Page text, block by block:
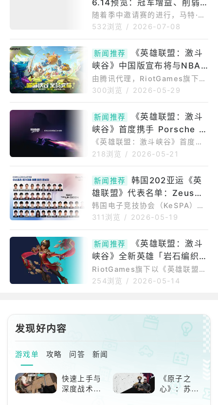
6.14预览：冠军增益、削弱
和系统调整
随着季中邀请赛的进行，马特·梁
·哈里森(MattLeung-Harrison)
游戏设计师一直活跃在X上，向M
OBA社区通报Riot总部的最新进
展。根据官方安排，英雄联盟26.
14更新将继续生活2026年7月15
日。因此，MSI锦标赛之后，MO
尔、科奇、塞纳、塞拉芬娜等英
雄将经历
532浏览 / 2026-07-08
新闻推荐
《英雄联盟：激斗
峡谷》中国版宣布将与NBA
合作推出「湖人神话 达瑞
斯」等全新造型
由腾讯代理，RiotGames旗下以
《英雄联盟》为基础打造的MOB
布，将与美国国家篮球协会（NB
A）合作推出一系列全新造型，
此外也将推出「青花瓷」主题联
动内容、「喵了咪」全新限时娱
乐模式。官方表示，此次将和NB
为「湖人神话达瑞斯」、「塞尔
提克传奇魔斗凯萨」以及「勇士
辉煌嘉文四世」。另外还有「湖
人传奇珑宝」
300浏览 / 2026-05-29
新闻推荐
《英雄联盟：激斗
峡谷》首度携手 Porsche 展
开跨界合作 联名「霓虹勇
者」造型登场
《英雄联盟：激斗峡谷》首度携
手Porsche展开跨界合作，将跑
此次联名延伸Porsche对性能与
设计细节的追求，透过兼具科技
感与流线感的视觉语汇，为玩家
带来更具辨识度的联名风格。
ADEN现身健身房，热血演绎峡
谷对战本次特别邀请平时便喜爱
游玩《英雄联盟：激斗峡谷》的
狠操俱乐部成员高尔
218浏览 / 2026-05-21
新闻推荐
韩国202亚运《英
雄联盟》代表名单：Zeus、
Canyon、Zeka、Faker、G
umayusi 与 Keria
韩国电子竞技协会（KeSPA）今
（18）日公布、即将于今年9月
终国家代表候选名单，其中《英
雄联盟》项目最终名单为Zeus、
Canyon、Zeka、Faker、Gum
ayusi与Keria。KeSPA表示，第
20届日本爱知-名古屋亚运会电
311浏览 / 2026-05-19
新闻推荐
《英雄联盟：激斗
峡谷》全新英雄「岩石编织
者」塔莉雅即将登场 推出
「超萌咖啡厅 诺拉」等造型
RiotGames旗下以《英雄联盟》
为基础打造的MOBA手机游戏
编织者」塔莉雅登场。官方表
示：「欢迎来到7.1e版本！在这
局。我们也进行了一轮调整，让
所有英雄的整体强度更为平衡。
有些英雄表现过于强势，尤其是
在滚雪球或快速瓦解前排方面；
而有些英雄则还没能在预期的强
254浏览 / 2026-05-14
发现好内容
游戏单 攻略 问答 新闻
快速上手与
深度战术兼
《原子之
心》：苏联